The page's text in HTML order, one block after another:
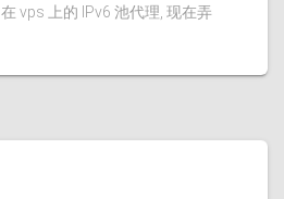
vps 上的 IPv6 池代理, 现在弄